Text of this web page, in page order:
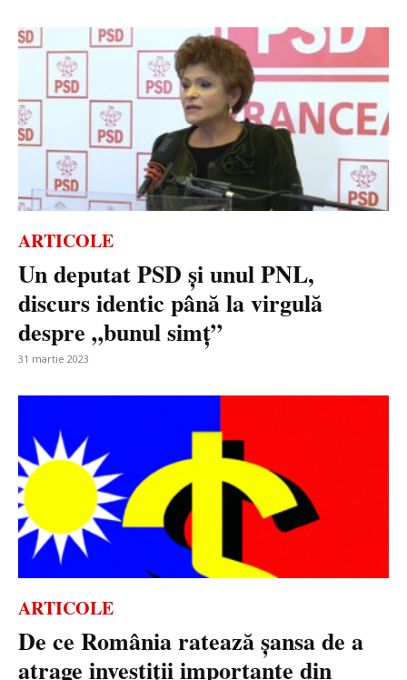
ARTICOLE
Un deputat PSD și unul PNL,
discurs identic până la virgulă
despre „bunul simț”
31 martie 2023
ARTICOLE
De ce România ratează șansa de a
atrage investiții importante din